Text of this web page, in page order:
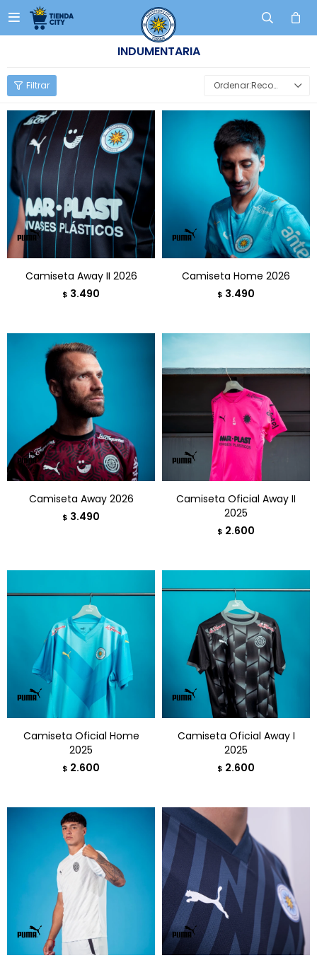

INDUMENTARIA
Recomendados
Camiseta Away II 2026
$ 3.490
Camiseta Home 2026
$ 3.490
Camiseta Away 2026
$ 3.490
Camiseta Oficial Away II
2025
$ 2.600
Camiseta Oficial Home
2025
$ 2.600
Camiseta Oficial Away I
2025
$ 2.600